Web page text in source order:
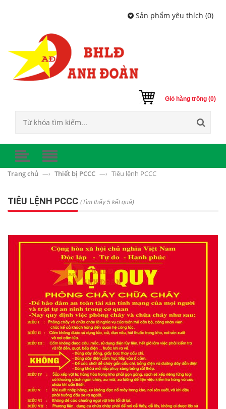
Sản phẩm yêu thích (0)
Giỏ hàng trống (0)
Trang chủ —› Thiết bị PCCC —› Tiêu lệnh PCCC
TIÊU LỆNH PCCC (Tìm thấy 5 kết quả)